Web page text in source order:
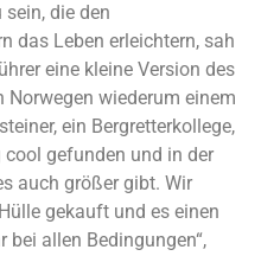
die den
das Leben erleichtern, sah
eine kleine Version des
Norwegen wiederum einem
ein Bergretterkollege,
gefunden und in der
auch größer gibt. Wir
gekauft und es einen
bei allen Bedingungen“,